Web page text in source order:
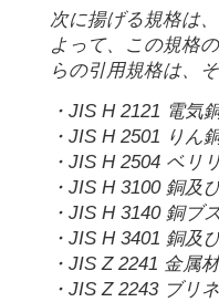
次に揚げる規格は
よって、この規格
らの引用規格は、
・JIS H 2121 電気
・JIS H 2501 りん
・JIS H 2504 ベリ
・JIS H 3100 銅及
・JIS H 3140 銅ブ
・JIS H 3401 銅及
・JIS Z 2241 金属
・JIS Z 2243 ブリ